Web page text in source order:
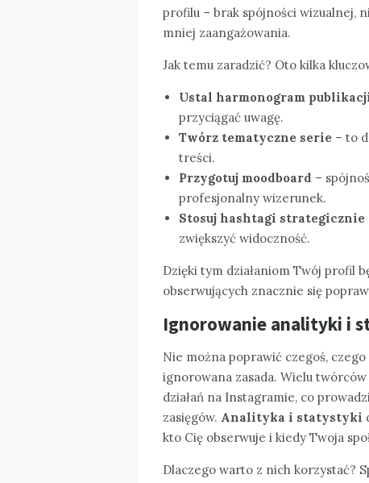
profilu – brak spójności wizualnej,
mniej zaangażowania.
Jak temu zaradzić? Oto kilka
Ustal harmonogram
przyciągać uwagę.
Twórz tematyczne serie – to
treści.
Przygotuj moodboard –
profesjonalny wizerunek.
Stosuj hashtagi strategicznie
zwiększyć widoczność.
Dzięki tym działaniom Twój profil
obserwujących znacznie się
Ignorowanie analityki i
Nie można poprawić czegoś,
ignorowana zasada. Wielu
działań na Instagramie, co
zasięgów. Analityka i statystyki
kto Cię obserwuje i kiedy Twoja
Dlaczego warto z nich korzystać?